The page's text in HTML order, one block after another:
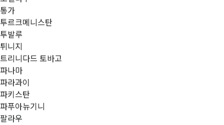
통가
투르크메니스탄
투발루
튀니지
트리니다드 토바고
파나마
파라과이
파키스탄
파푸아뉴기니
팔라우